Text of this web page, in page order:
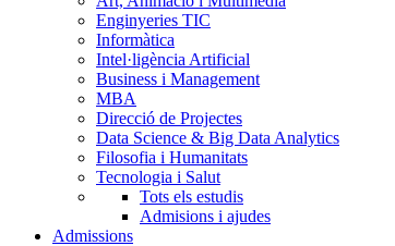
Enginyeries TIC
Informàtica
Intel·ligència Artificial
Business i Management
MBA
Direcció de Projectes
Data Science & Big Data Analytics
Filosofia i Humanitats
Tecnologia i Salut
Tots els estudis
Admisions i ajudes
Admissions